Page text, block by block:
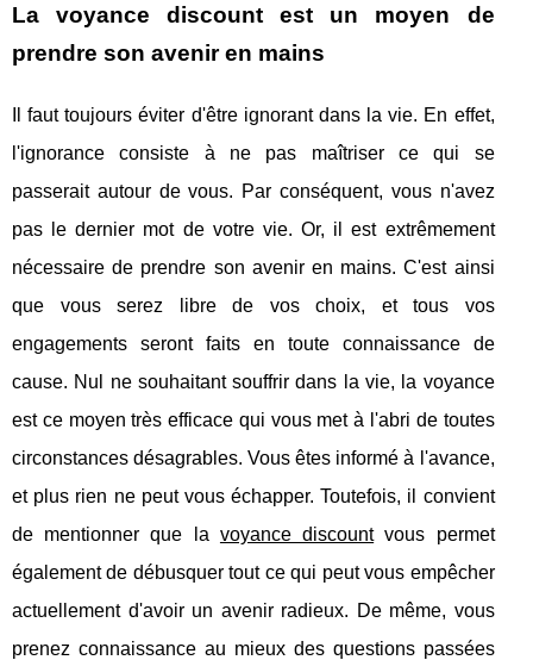
La voyance discount est un moyen de
prendre son avenir en mains
Il faut toujours éviter d'être ignorant dans la vie. En effet,
l'ignorance consiste à ne pas maîtriser ce qui se
passerait autour de vous. Par conséquent, vous n'avez
pas le dernier mot de votre vie. Or, il est extrêmement
nécessaire de prendre son avenir en mains. C'est ainsi
que vous serez libre de vos choix, et tous vos
engagements seront faits en toute connaissance de
cause. Nul ne souhaitant souffrir dans la vie, la voyance
est ce moyen très efficace qui vous met à l'abri de toutes
circonstances désagrables. Vous êtes informé à l'avance,
et plus rien ne peut vous échapper. Toutefois, il convient
de mentionner que la voyance discountvous permet
également de débusquer tout ce qui peut vous empêcher
actuellement d'avoir un avenir radieux. De même, vous
prenez connaissance au mieux des questions passées